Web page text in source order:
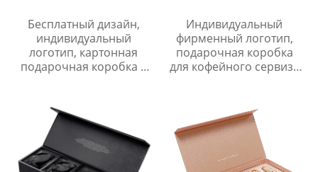
Бесплатный дизайн,
индивидуальный
логотип, картонная
подарочная коробка с
для ногтей, подарочные
коробки
Индивидуальный
фирменный логотип,
подарочная коробка
для кофейного сервиза
упаковки кофе в
капсулах